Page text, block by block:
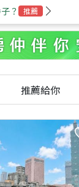
？ 推薦
推薦給你